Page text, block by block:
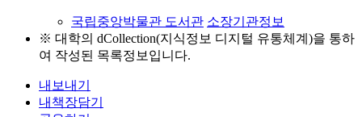
국립중앙박물관 도서관 소장기관정보
※ 대학의 dCollection(지식정보 디지털 유통체계)을 통하
여 작성된 목록정보입니다.
내보내기
내책장담기